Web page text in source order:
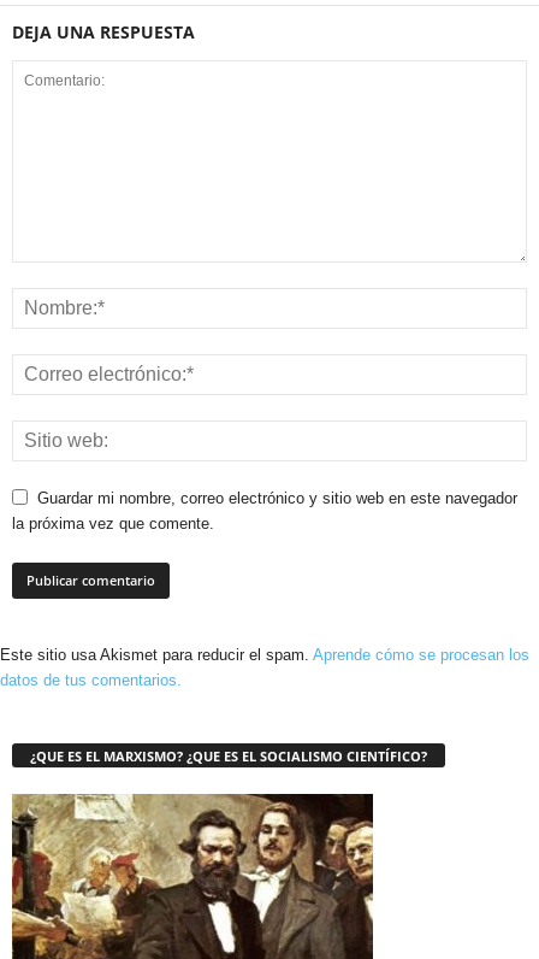
DEJA UNA RESPUESTA
Guardar mi nombre, correo electrónico y sitio web en este navegador
la próxima vez que comente.
Este sitio usa Akismet para reducir el spam. Aprende cómo se procesan los
datos de tus comentarios.
¿QUE ES EL MARXISMO? ¿QUE ES EL SOCIALISMO CIENTÍFICO?